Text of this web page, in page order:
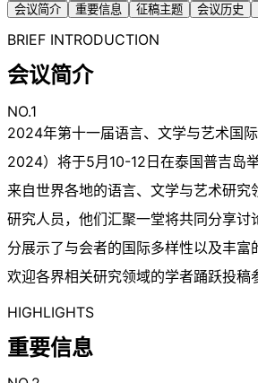
会议简介
重要信息 征稿主题 会议历史
BRIEF INTRODUCTION
会议简介
NO.1
2024年第十一届语言、文学与艺术国
2024）将于5月10-12日在泰国普吉岛
来自世界各地的语言、文学与艺术研究
研究人员，他们汇聚一堂将共同分享讨
分展示了与会者的国际多样性以及丰
欢迎各界相关研究领域的学者踊跃投稿
HIGHLIGHTS
重要信息